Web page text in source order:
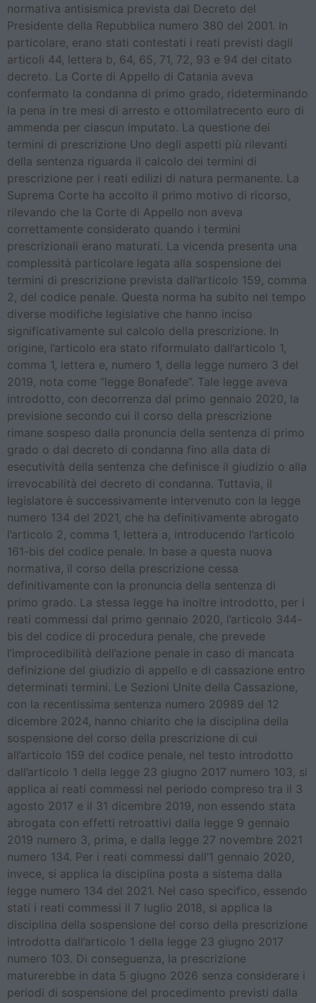
normativa antisismica prevista dal Decreto del
Presidente della Repubblica numero 380 del 2001. In
particolare, erano stati contestati i reati previsti dagli
articoli 44, lettera b, 64, 65, 71, 72, 93 e 94 del citato
decreto. La Corte di Appello di Catania aveva
confermato la condanna di primo grado, rideterminando
la pena in tre mesi di arresto e ottomilatrecento euro di
ammenda per ciascun imputato. La questione dei
termini di prescrizione Uno degli aspetti più rilevanti
della sentenza riguarda il calcolo dei termini di
prescrizione per i reati edilizi di natura permanente. La
Suprema Corte ha accolto il primo motivo di ricorso,
rilevando che la Corte di Appello non aveva
correttamente considerato quando i termini
prescrizionali erano maturati. La vicenda presenta una
complessità particolare legata alla sospensione dei
termini di prescrizione prevista dall’articolo 159, comma
2, del codice penale. Questa norma ha subito nel tempo
diverse modifiche legislative che hanno inciso
significativamente sul calcolo della prescrizione. In
origine, l’articolo era stato riformulato dall’articolo 1,
comma 1, lettera e, numero 1, della legge numero 3 del
2019, nota come “legge Bonafede”. Tale legge aveva
introdotto, con decorrenza dal primo gennaio 2020, la
previsione secondo cui il corso della prescrizione
rimane sospeso dalla pronuncia della sentenza di primo
grado o dal decreto di condanna fino alla data di
esecutività della sentenza che definisce il giudizio o alla
irrevocabilità del decreto di condanna. Tuttavia, il
legislatore è successivamente intervenuto con la legge
numero 134 del 2021, che ha definitivamente abrogato
l’articolo 2, comma 1, lettera a, introducendo l’articolo
161-bis del codice penale. In base a questa nuova
normativa, il corso della prescrizione cessa
definitivamente con la pronuncia della sentenza di
primo grado. La stessa legge ha inoltre introdotto, per i
reati commessi dal primo gennaio 2020, l’articolo 344-
bis del codice di procedura penale, che prevede
l’improcedibilità dell’azione penale in caso di mancata
definizione del giudizio di appello e di cassazione entro
determinati termini. Le Sezioni Unite della Cassazione,
con la recentissima sentenza numero 20989 del 12
dicembre 2024, hanno chiarito che la disciplina della
sospensione del corso della prescrizione di cui
all’articolo 159 del codice penale, nel testo introdotto
dall’articolo 1 della legge 23 giugno 2017 numero 103, si
applica ai reati commessi nel periodo compreso tra il 3
agosto 2017 e il 31 dicembre 2019, non essendo stata
abrogata con effetti retroattivi dalla legge 9 gennaio
2019 numero 3, prima, e dalla legge 27 novembre 2021
numero 134. Per i reati commessi dall’1 gennaio 2020,
invece, si applica la disciplina posta a sistema dalla
legge numero 134 del 2021. Nel caso specifico, essendo
stati i reati commessi il 7 luglio 2018, si applica la
disciplina della sospensione del corso della prescrizione
introdotta dall’articolo 1 della legge 23 giugno 2017
numero 103. Di conseguenza, la prescrizione
maturerebbe in data 5 giugno 2026 senza considerare i
periodi di sospensione del procedimento previsti dalla